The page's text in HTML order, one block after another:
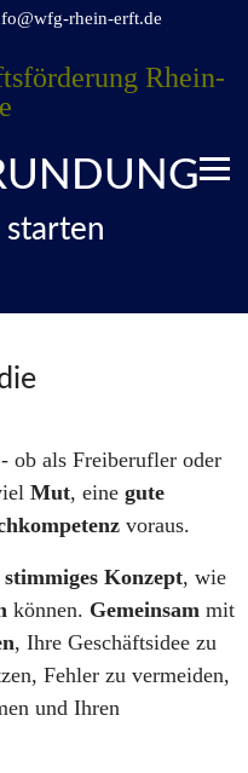
rhein-erft.de
ob als Freiberufler oder
Mut, eine gute
voraus.
stimmiges Konzept, wie
können. Gemeinsam mit
, Ihre Geschäftsidee zu
Fehler zu vermeiden,
und Ihren